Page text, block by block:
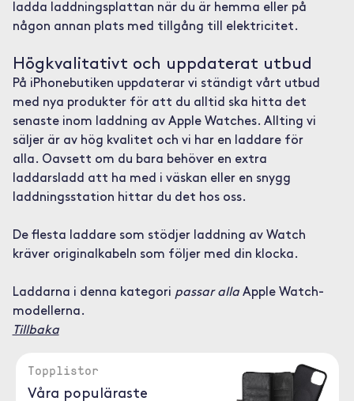
ladda laddningsplattan när du är hemma eller på
någon annan plats med tillgång till elektricitet.
Högkvalitativt och uppdaterat utbud
På iPhonebutiken uppdaterar vi ständigt vårt utbud
med nya produkter för att du alltid ska hitta det
senaste inom laddning av Apple Watches. Allting vi
säljer är av hög kvalitet och vi har en laddare för
alla. Oavsett om du bara behöver en extra
laddarsladd att ha med i väskan eller en snygg
laddningsstation hittar du det hos oss.
De flesta laddare som stödjer laddning av Watch
kräver originalkabeln som följer med din klocka.
Laddarna i denna kategori passar allaApple Watch-
modellerna.
Tillbaka
Topplistor
Våra populäraste